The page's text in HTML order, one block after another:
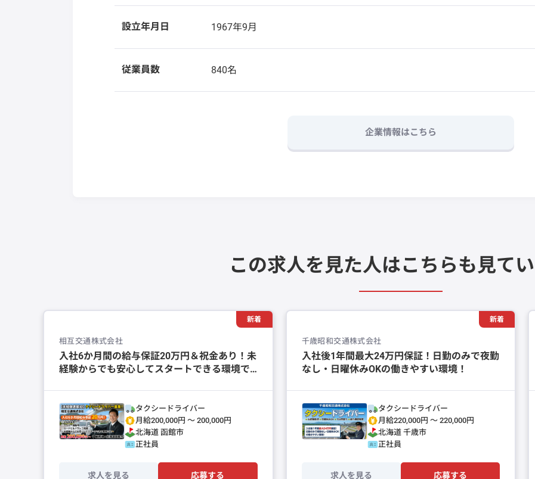
設立年月日 1967年9月
従業員数 840名
企業情報はこちら
この求人を見た人はこちらも見て
新着
相互交通株式会社
入社6か月間の給与保証20万円＆祝金あり！未
経験からでも安心してスタートできる環境で
タクシードライバー
月給200,000円 〜 200,000円
北海道 函館市
正社員
求人を見る 応募する
新着
千歳昭和交通株式会社
入社後1年間最大24万円保証！日勤のみで夜勤
なし・日曜休みOKの働きやすい環境！
タクシードライバー
月給220,000円 〜 220,000円
北海道 千歳市
正社員
求人を見る 応募する